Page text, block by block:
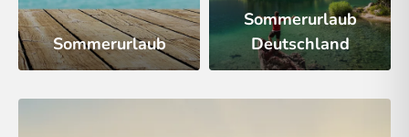
Sommerurlaub
Sommerurlaub
Deutschland